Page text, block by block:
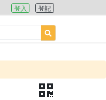
登入 登記